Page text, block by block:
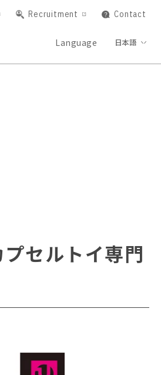
Recruitment Contact
Language 日本語
セルトイ専⾨